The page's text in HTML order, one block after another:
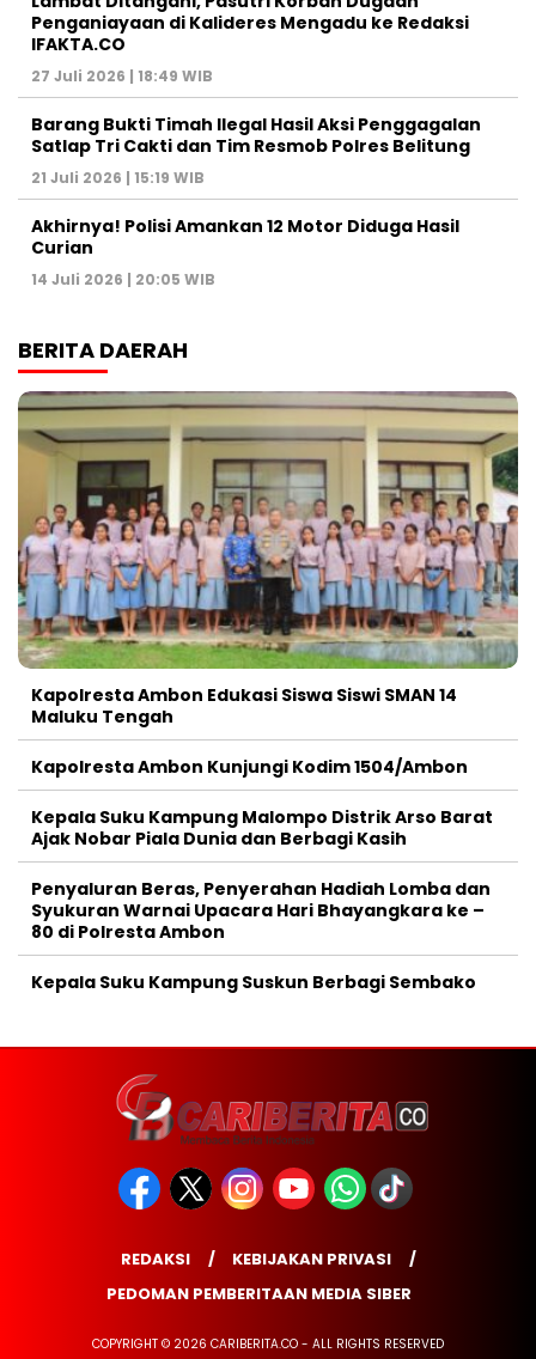
Penganiayaan di Kalideres Mengadu ke Redaksi
IFAKTA.CO
27 Juli 2026 | 18:49 WIB
Barang Bukti Timah Ilegal Hasil Aksi Penggagalan
Satlap Tri Cakti dan Tim Resmob Polres Belitung
21 Juli 2026 | 15:19 WIB
Akhirnya! Polisi Amankan 12 Motor Diduga Hasil
Curian
14 Juli 2026 | 20:05 WIB
BERITA DAERAH
Kapolresta Ambon Edukasi Siswa Siswi SMAN 14
Maluku Tengah
Kapolresta Ambon Kunjungi Kodim 1504/Ambon
Kepala Suku Kampung Malompo Distrik Arso Barat
Ajak Nobar Piala Dunia dan Berbagi Kasih
Penyaluran Beras, Penyerahan Hadiah Lomba dan
Syukuran Warnai Upacara Hari Bhayangkara ke –
80 di Polresta Ambon
Kepala Suku Kampung Suskun Berbagi Sembako
REDAKSI
KEBIJAKAN PRIVASI
PEDOMAN PEMBERITAAN MEDIA SIBER
COPYRIGHT © 2026 CARIBERITA.CO - ALL RIGHTS RESERVED